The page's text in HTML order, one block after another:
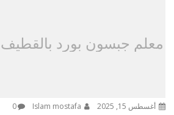
معلم جبسون بورد بالقطيف 0564546253
أغسطس 15, 2025 0